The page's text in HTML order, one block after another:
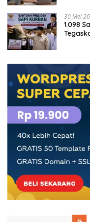
30 Mei
1.098